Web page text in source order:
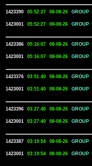
1423390 05:52:27 08-08-26 GROUP
1423001
05:52:27 08-08-26 GROUP
1423386 05:16:07 08-08-26 GROUP
1423001
05:16:07 08-08-26 GROUP
1423376 03:51:40 08-08-26 GROUP
1423001
03:51:40 08-08-26 GROUP
1423396 03:27:40 08-08-26 GROUP
1423001
03:27:40 08-08-26 GROUP
1423387 03:19:54 08-08-26 GROUP
1423001
03:19:54 08-08-26 GROUP